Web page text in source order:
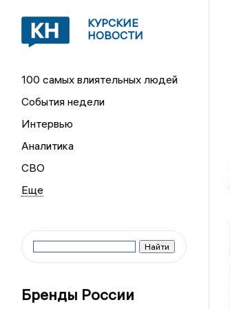
КУРСКИЕ
НОВОСТИ
100 самых влиятельных людей
События недели
Интервью
Аналитика
СВО
Бренды России